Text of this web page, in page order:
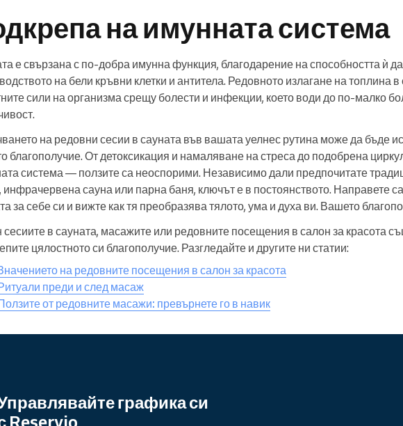
на имунната система
е свързана с по-добра имунна функция, благодарение на способността ѝ
на бели кръвни клетки и антитела. Редовното излагане на топлина
сили на организма срещу болести и инфекции, което води до по-малко
на редовни сесии в сауната във вашата уелнес рутина може да бъде
благополучие. От детоксикация и намаляване на стреса до подобрена
система — ползите са неоспорими. Независимо дали предпочитате
инфрачервена сауна или парна баня, ключът е в постоянството. Направете
за себе си и вижте как тя преобразява тялото, ума и духа ви. Вашето
в сауната, масажите или редовните посещения в салон за красота
цялостното си благополучие. Разгледайте и другите ни статии:
на редовните посещения в салон за красота
преди и след масаж
от редовните масажи: превърнете го в навик
графика си
Reservio